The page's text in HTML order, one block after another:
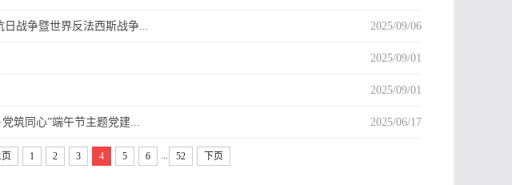
日战争暨世界反法西斯战争... 2025/09/06
2025/09/01
2025/09/01
筑同心”端午节主题党建... 2025/06/17
1 2 3 4 5 6 ... 52 下页